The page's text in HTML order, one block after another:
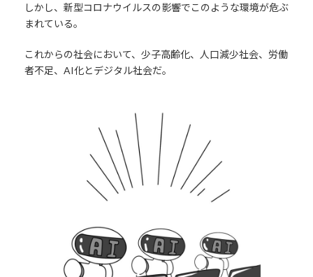
しかし、新型コロナウイルスの影響でこのような環境が危ぶ
まれている。
これからの社会において、少子高齢化、人口減少社会、労働
者不足、AI化とデジタル社会だ。